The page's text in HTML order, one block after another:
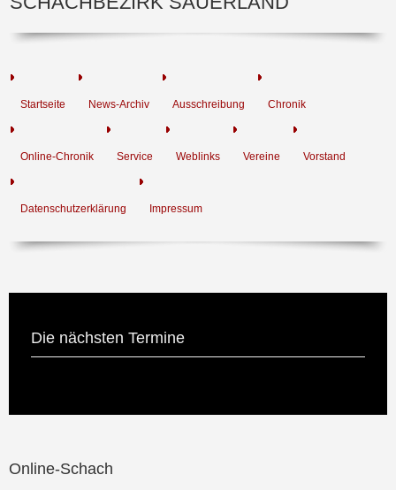
Startseite News-Archiv Ausschreibung Chronik
Online-Chronik Service Weblinks Vereine Vorstand
Datenschutzerklärung Impressum
Die nächsten Termine
Online-Schach